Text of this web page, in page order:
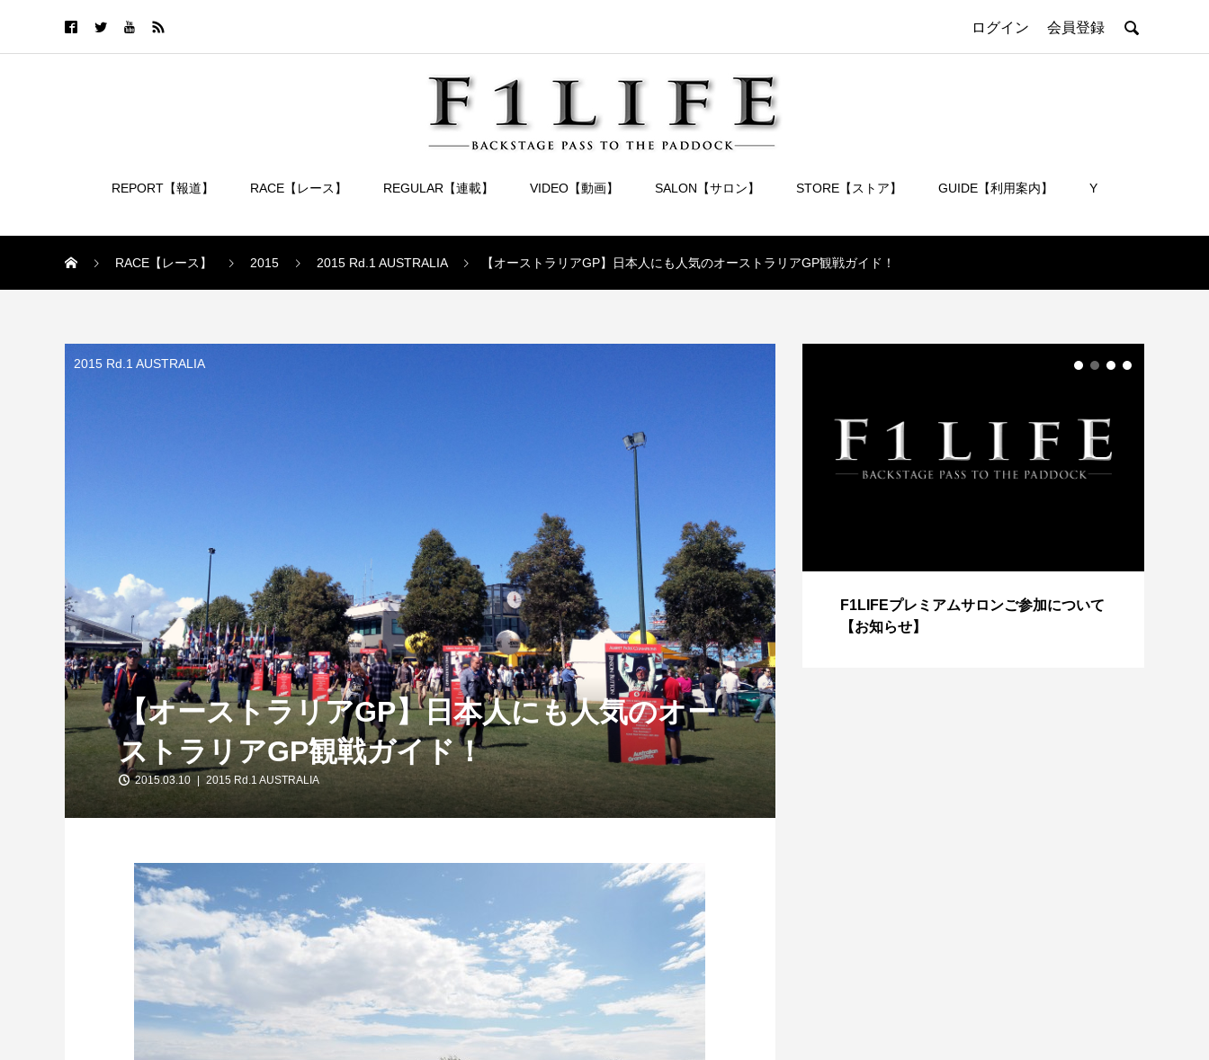
ログイン 会員登録 
REPORT【報道】 RACE【レース】 REGULAR【連載】 VIDEO【動画】 SALON【サロン】 STORE【ストア】 GUIDE【利用案内】 Y
RACE【レース】 2015 2015 Rd.1 AUSTRALIA 【オーストラリアGP】日本人にも人気のオーストラリアGP観戦ガイド！
2015 Rd.1 AUSTRALIA
【オーストラリアGP】日本人にも人気のオー
ストラリアGP観戦ガイド！
2015.03.10 2015 Rd.1 AUSTRALIA
【特別企画】2026年ホンダの現在地
①「アストンマーティンとの交渉4...
【特別記事】レーシングブルズ、
VCARB 02を生み出すファクトリー...
F1LIFEプレミアムサロンご参加について
【お知らせ】